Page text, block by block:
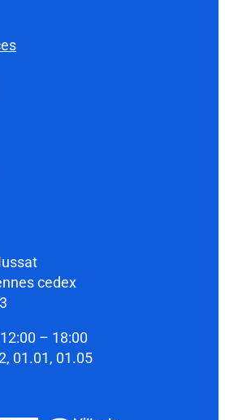
cedex
– 18:00
01.01, 01.05